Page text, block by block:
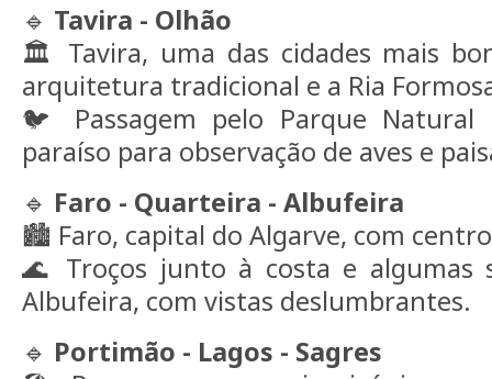
🔹 Tavira - Olhão
🏛️ Tavira, uma das cidades mais
arquitetura tradicional e a Ria
🐦 Passagem pelo Parque Natural
paraíso para observação de aves e
🔹 Faro - Quarteira - Albufeira
🏙️ Faro, capital do Algarve, com
🌊 Troços junto à costa e algumas
Albufeira, com vistas deslumbrantes.
🔹 Portimão - Lagos - Sagres